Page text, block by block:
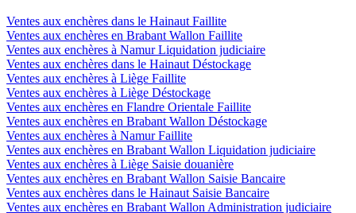
Ventes aux enchères dans le Hainaut Faillite
Ventes aux enchères en Brabant Wallon Faillite
Ventes aux enchères à Namur Liquidation judiciaire
Ventes aux enchères dans le Hainaut Déstockage
Ventes aux enchères à Liège Faillite
Ventes aux enchères à Liège Déstockage
Ventes aux enchères en Flandre Orientale Faillite
Ventes aux enchères en Brabant Wallon Déstockage
Ventes aux enchères à Namur Faillite
Ventes aux enchères en Brabant Wallon Liquidation judiciaire
Ventes aux enchères à Liège Saisie douanière
Ventes aux enchères en Brabant Wallon Saisie Bancaire
Ventes aux enchères dans le Hainaut Saisie Bancaire
Ventes aux enchères en Brabant Wallon Administration judiciaire